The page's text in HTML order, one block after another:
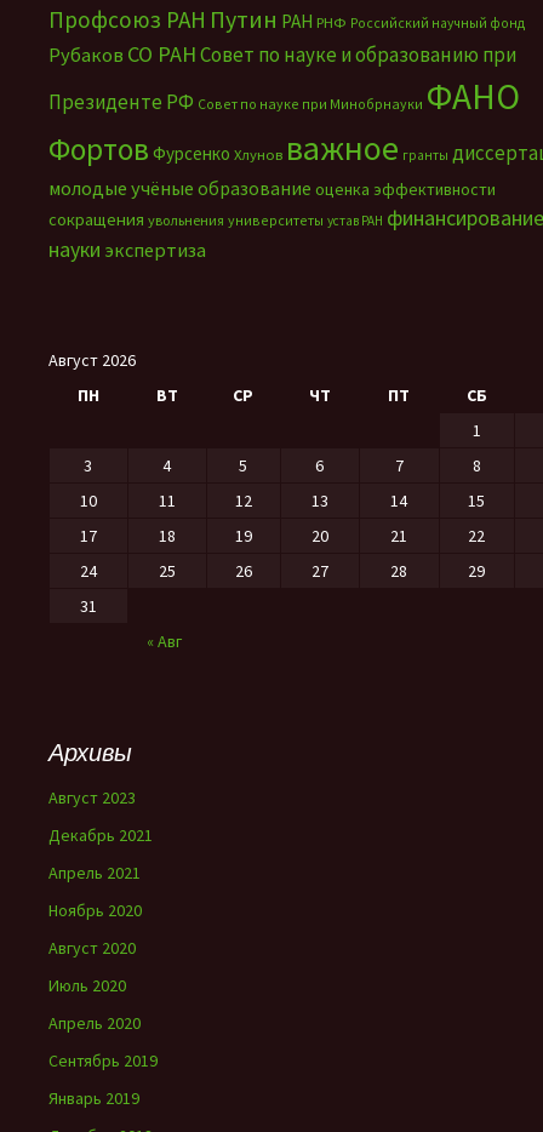
Профсоюз РАН Путин РАН РНФ Российский научный фонд
Рубаков СО РАНСовет по науке и образованию при
Президенте РФ Совет по науке при Минобрнауки ФАНО
Фортов Фурсенко Хлунов важное гранты
молодые учёные образование оценка эффективности
сокращения увольнения университеты устав РАН финансирование
науки экспертиза
Август 2026
ПН
ВТ СР ЧТ ПТ СБ
« Авг
1
3
4 5 6 7
8
10
11 12 13 14
15
17
18 19 20 21
22
24
25 26 27 28
29
31
Архивы
Август 2023
Декабрь 2021
Апрель 2021
Ноябрь 2020
Август 2020
Июль 2020
Апрель 2020
Сентябрь 2019
Январь 2019